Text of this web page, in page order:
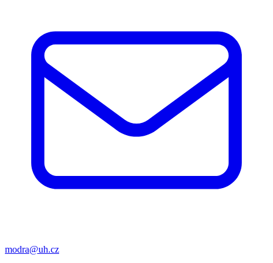
modra@uh.cz